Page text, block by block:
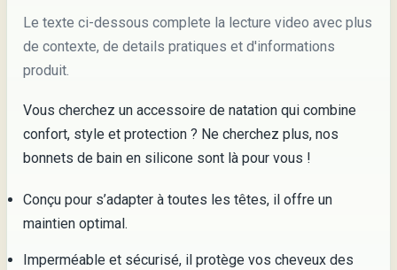
Le texte ci-dessous complete la lecture video avec plus
de contexte, de details pratiques et d'informations
produit.
Vous cherchez un accessoire de natation qui combine
confort, style et protection ? Ne cherchez plus, nos
bonnets de bain en silicone sont là pour vous !
Conçu pour s’adapter à toutes les têtes, il offre un
maintien optimal.
Imperméable et sécurisé, il protège vos cheveux des